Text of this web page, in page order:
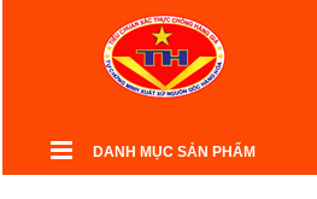
DANH MỤC SẢN PHẨM